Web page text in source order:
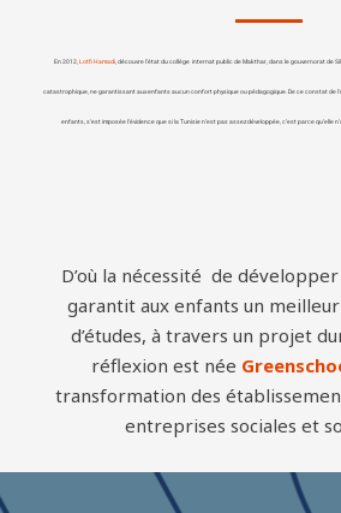
En 2012, Lotfi Hamadi , découvre l’état du collège internat public de Makthar, dans le gouvernorat de
catastrophique, ne garantissant aux enfants aucun confort physique ou pédagogique. De ce constat de
enfants, s’est imposée l’évidence que si la Tunisie n’est pas assez développée, c’est parce qu’elle
D’où la nécessité de
garantit aux enfants un
d’études, à travers un projet
réflexion est née
transformation des
entreprises sociales et